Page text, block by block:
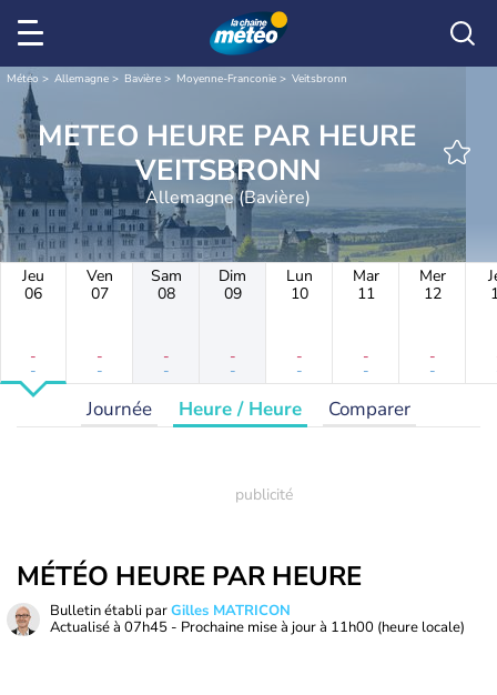
Météo Allemagne Bavière Moyenne-Franconie Veitsbronn
METEO HEURE PAR HEURE
VEITSBRONN
Allemagne (Bavière)
Jeu
06
-
-
Ven
07
-
-
Sam
08
-
-
Dim
09
-
-
Lun
10
-
-
Mar
11
-
-
Mer
12
-
-
Journée Heure / Heure Comparer
MÉTÉO HEURE PAR HEURE
Bulletin établi parGilles MATRICON
Actualisé à 07h45 - Prochaine mise à jour à 11h00 (heure locale)